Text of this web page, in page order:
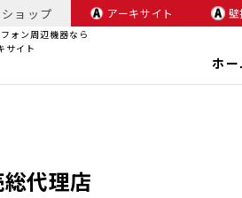
ォン周辺機器なら
サイト
ョップ アーキサイト
ホー
代理店